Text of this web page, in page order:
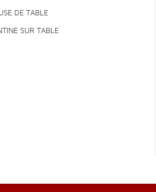
DE TABLE
SUR TABLE